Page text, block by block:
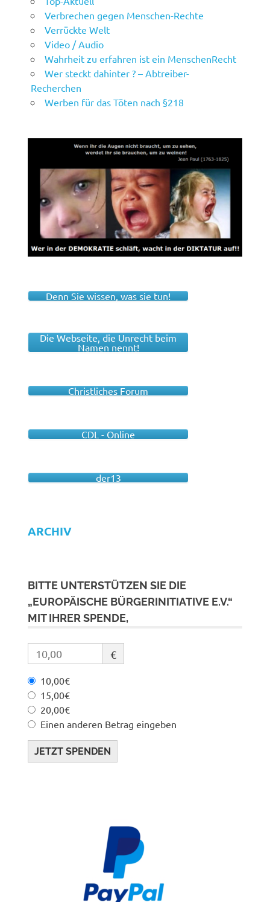
Verbrechen gegen Menschen-Rechte
Verrückte Welt
Video / Audio
Wahrheit zu erfahren ist ein MenschenRecht
Wer steckt dahinter ? – Abtreiber-
Recherchen
Werben für das Töten nach §218
Denn Sie wissen, was sie tun!
Die Webseite, die Unrecht beim
Namen nennt!
Christliches Forum
CDL - Online
der13
ARCHIV
BITTE UNTERSTÜTZEN SIE DIE
„EUROPÄISCHE BÜRGERINITIATIVE E.V.“
MIT IHRER SPENDE,
€
10,00€
15,00€
20,00€
Einen anderen Betrag eingeben
JETZT SPENDEN